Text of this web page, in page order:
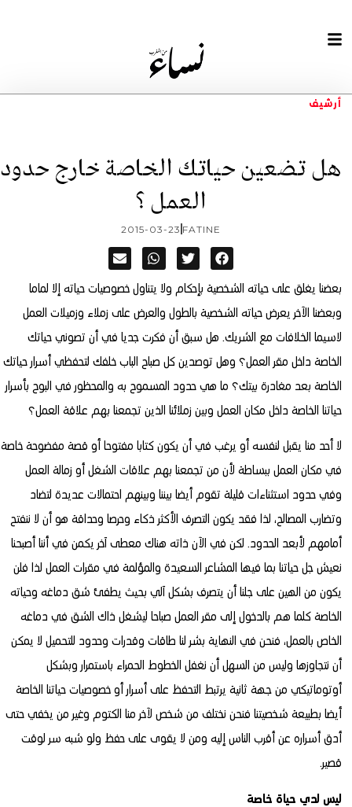
أرشيف
هل تضعين حياتك الخاصة خارج حدود
العمل ؟
FATINE
2015-03-23
بعضنا يغلق على حياته الشخصية بإحكام ولا يتناول خصوصيات حياته إلا لماما
وبعضنا الآخر يعرض حياته الشخصية بالطول والعرض على زملاء وزميلات العمل
لاسيما الخلافات مع الشريك. هل سبق أن فكرت جديا في أن تصوني حياتك
الخاصة داخل مقر العمل؟ وهل توصدين كل صباح الباب خلفك لتحفظي أسرار حياتك
الخاصة بعد مغادرة بيتك؟ ما هي حدود المسموح به والمحظور في البوح بأسرار
حياتنا الخاصة داخل مكان العمل وبين زملائنا الذين تجمعنا بهم علاقة العمل؟
لا أحد منا يقبل لنفسه أو يرغب في أن يكون كتابا مفتوحا أو قصة مفضوحة خاصة
في مكان العمل ببساطة لأن من تجمعنا بهم علاقات الشغل أو زمالة العمل
وفي حدود استثناءات قليلة تقوم أيضا بيننا وبينهم احتمالات عديدة لتضاد
وتضارب المصالح، لذا فقد يكون التصرف الأكثر ذكاء وحرصا وحداقة هو أن لا ننفتح
أمامهم لأبعد الحدود. لكن في الآن ذاته هناك معطى آخر يكمن في أننا أصبحنا
نعيش جل حياتنا بما فيها المشاعر السعيدة والمؤلمة في مقرات العمل لذا فلن
يكون من الهين على جلنا أن يتصرف بشكل آلي بحيث يطفئ شق دماغه وحياته
الخاصة كلما هم بالدخول إلى مقر العمل صباحا ليشغل ذاك الشق في دماغه
الخاص بالعمل، فنحن في النهاية بشر لنا طاقات وقدرات وحدود للتحميل لا يمكن
أن نتجاوزها وليس من السهل أن نغفل الخطوط الحمراء باستمرار وبشكل
أوتوماتيكي من جهة ثانية يرتبط التحفظ على أسرار أو خصوصيات حياتنا الخاصة
أيضا بطبيعة شخصيتنا فنحن نختلف من شخص لآخر منا الكتوم وغير من يخفي حتى
أدق أسراره عن أقرب الناس إليه ومن لا يقوى على حفظ ولو شبه سر لوقت
قصير.
ليس لدي حياة خاصة